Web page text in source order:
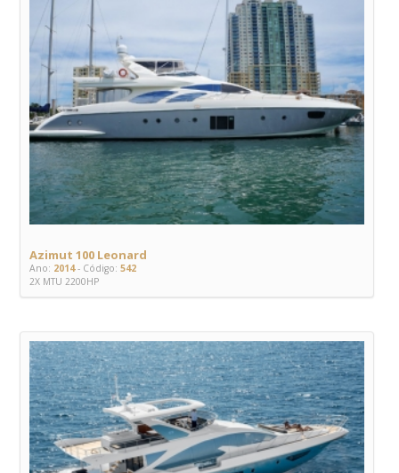
Azimut 100 Leonard
Ano: 2014- Código: 542
2X MTU 2200HP